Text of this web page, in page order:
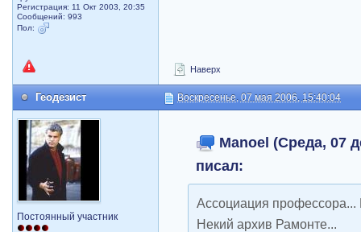
Регистрация: 11 Окт 2003, 20:35
Сообщений: 993
Пол:
Наверх
Геодезист Воскресенье, 07 мая 2006, 15:40:04
Постоянный участник
Manoel (Среда, 07
писал:
Ассоциация профессора...
Некий архив Рамонте...